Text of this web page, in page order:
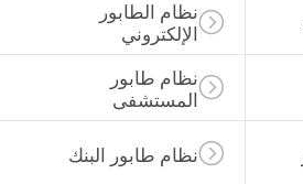
نظام الطابور
الإلكتروني
نظام طابور
المستشفى
نظام طابور البنك